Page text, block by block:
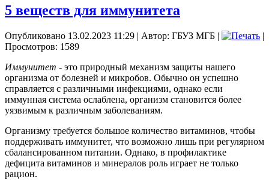
5 веществ для иммунитета
Опубликовано 13.02.2023 11:29 | Автор: ГБУЗ МГБ |
|
Просмотров: 1589
Иммунитет - это природный механизм защиты нашего
организма от болезней и микробов. Обычно он успешно
справляется с различными инфекциями, однако если
иммунная система ослаблена, организм становится более
уязвимым к различным заболеваниям.
Организму требуется большое количество витаминов, чтобы
поддерживать иммунитет, что возможно лишь при регулярном
сбалансированном питании. Однако, в профилактике
дефицита витаминов и минералов роль играет не только
рацион.